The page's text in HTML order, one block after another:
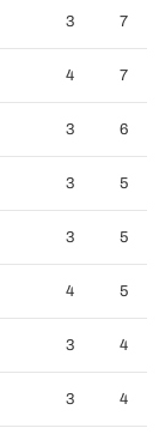
3 7
4 7
3 6
3 5
3 5
4 5
3 4
3 4